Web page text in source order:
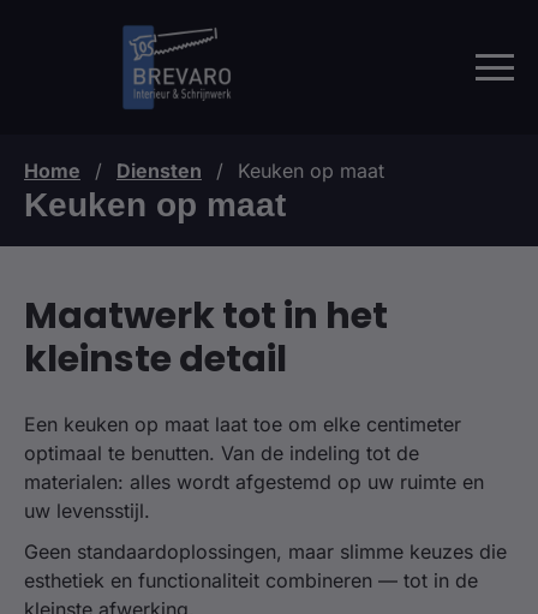
Home / Diensten / Keuken op maat
Keuken op maat
Maatwerk tot in het
kleinste detail
Een keuken op maat laat toe om elke centimeter
optimaal te benutten. Van de indeling tot de
materialen: alles wordt afgestemd op uw ruimte en
uw levensstijl.
Geen standaardoplossingen, maar slimme keuzes die
esthetiek en functionaliteit combineren — tot in de
kleinste afwerking.